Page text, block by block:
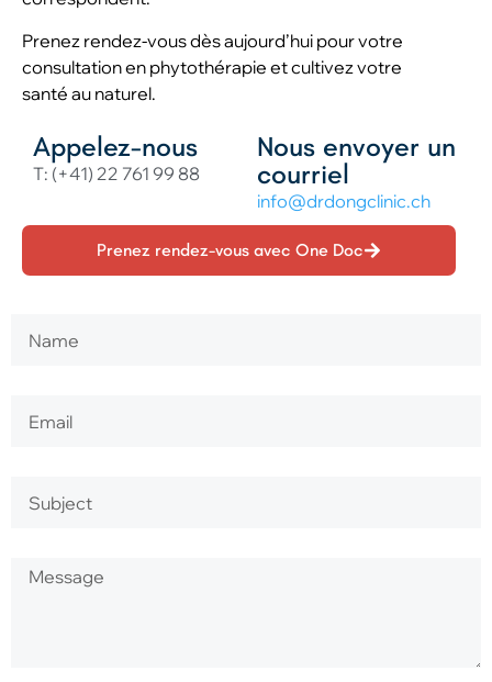
Prenez rendez-vous dès aujourd’hui pour votre
consultation en phytothérapie et cultivez votre
santé au naturel.
Appelez-nous
T: (+41) 22 761 99 88
Nous envoyer un
courriel
info@drdongclinic.ch
Prenez rendez-vous avec One Doc